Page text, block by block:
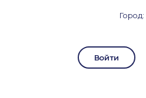
Город:
Войти